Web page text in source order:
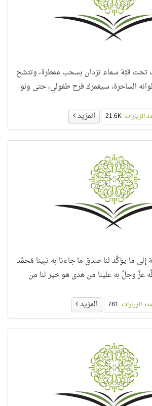
تحت قبَّة سماء تزدان بسحب ممطرة، وتتشح
الساحرة، سيغمرك فرح طفولي، حتى ولو
الزيارات:21.6K المزيد
ما يؤكِّد لنا صدق ما جاءنا به نبينا مُحمَّد
عزَّ وجلَّ به علينا من هدى هو خير لنا من
الزيارات: المزيد